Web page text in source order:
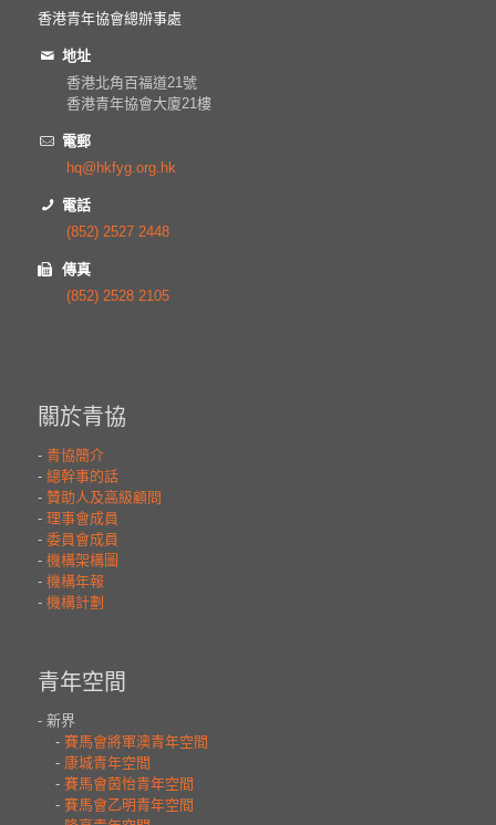
香港青年協會總辦事處
地址
香港北角百福道21號
香港青年協會大廈21樓
電郵
hq@hkfyg.org.hk
電話
(852) 2527 2448
傳真
(852) 2528 2105